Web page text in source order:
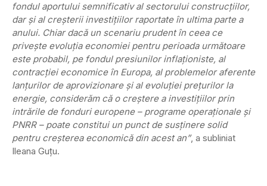
fondul aportului semnificativ al sectorului construcțiilor,
dar și al creșterii investițiilor raportate în ultima parte a
anului. Chiar dacă un scenariu prudent în ceea ce
privește evoluția economiei pentru perioada următoare
este probabil, pe fondul presiunilor inflaționiste, al
contracției economice în Europa, al problemelor aferente
lanțurilor de aprovizionare și al evoluției prețurilor la
energie, considerăm că o creștere a investițiilor prin
intrările de fonduri europene – programe operaționale și
PNRR – poate constitui un punct de susținere solid
pentru creșterea economică din acest an”, a subliniat
Ileana Guțu.